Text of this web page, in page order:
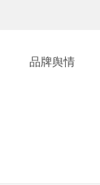
品牌舆情